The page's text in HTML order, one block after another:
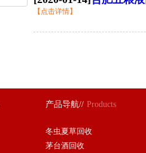
【点击详情】
产品导航// Products
冬虫夏草回收
茅台酒回收